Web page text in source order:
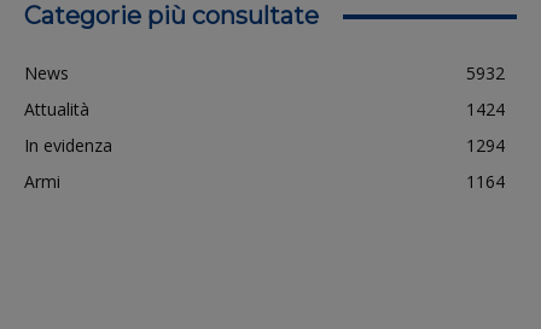
Categorie più consultate
News
5932
Attualità
1424
In evidenza
1294
Armi
1164